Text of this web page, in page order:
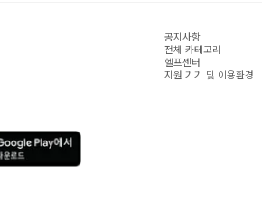
공지사항
전체 카테고리
헬프센터
지원 기기 및 이용환경